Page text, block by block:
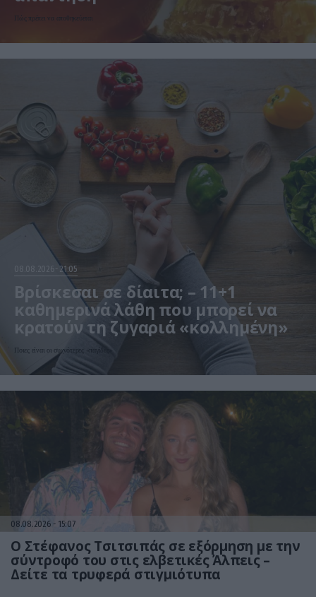
Πώς πρέπει να αποθηκεύεται
08.08.2026 21:05
Βρίσκεσαι σε δίαιτα; – 11+1
καθημερινά λάθη που μπορεί να
κρατούν τη ζυγαριά «κολλημένη»
Ποιες είναι οι συχνότερες «παγίδες»
08.08.2026 15:07
Ο Στέφανος Τσιτσιπάς σε εξόρμηση με την
σύντροφό του στις ελβετικές Άλπεις –
Δείτε τα τρυφερά στιγμιότυπα